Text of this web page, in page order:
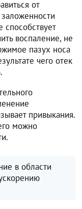
от
способствует
воспаление, не
пазух носа
чего отек
привыкания.
можно
в области